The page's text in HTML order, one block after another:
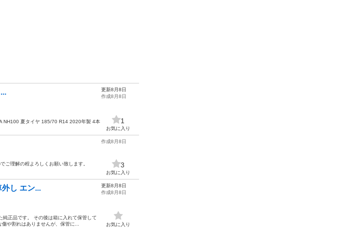
NH100 夏タイヤ 185/70 R14 2020年製 4本
更新8月8日
作成8月8日
1
お気に入り
ご理解の程よろしくお願い致します。
作成8月8日
3
お気に入り
し エン...
正品です。 その後は箱に入れて保管して
や割れはありませんが、保管に...
更新8月8日
作成8月8日
お気に入り